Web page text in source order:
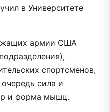
в Университете
армии США
спортсменов,
сила и
и форма мышц.